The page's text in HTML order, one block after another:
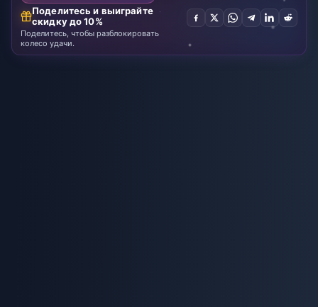
Поделитесь и выиграйте
скидку до 10%
Поделитесь, чтобы разблокировать
колесо удачи.